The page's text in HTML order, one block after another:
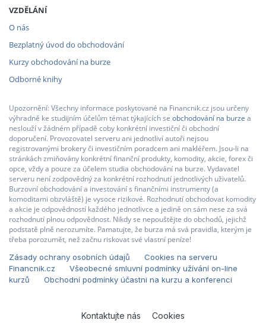
VZDĚLÁNÍ
O nás
Bezplatný úvod do obchodování
Kurzy obchodování na burze
Odborné knihy
Upozornění: Všechny informace poskytované na Financnik.cz jsou určeny
výhradně ke studijním účelům témat týkajících se obchodování na burze a
neslouží v žádném případě coby konkrétní investiční či obchodní
doporučení. Provozovatel serveru ani jednotliví autoři nejsou
registrovanými brokery či investičním poradcem ani makléřem. Jsou-li na
stránkách zmiňovány konkrétní finanční produkty, komodity, akcie, forex či
opce, vždy a pouze za účelem studia obchodování na burze. Vydavatel
serveru není zodpovědný za konkrétní rozhodnutí jednotlivých uživatelů.
Burzovní obchodování a investování s finančními instrumenty (a
komoditami obzvláště) je vysoce rizikové. Rozhodnutí obchodovat komodity
a akcie je odpovědností každého jednotlivce a jedině on sám nese za svá
rozhodnutí plnou odpovědnost. Nikdy se nepouštějte do obchodů, jejichž
podstatě plně nerozumíte. Pamatujte, že burza má svá pravidla, kterým je
třeba porozumět, než začnu riskovat své vlastní peníze!
Zásady ochrany osobních údajů
Cookies na serveru
Financnik.cz
Všeobecné smluvní podmínky užívání on-line
kurzů
Obchodní podmínky účastni na kurzu a konferenci
Kontaktujte nás Cookies